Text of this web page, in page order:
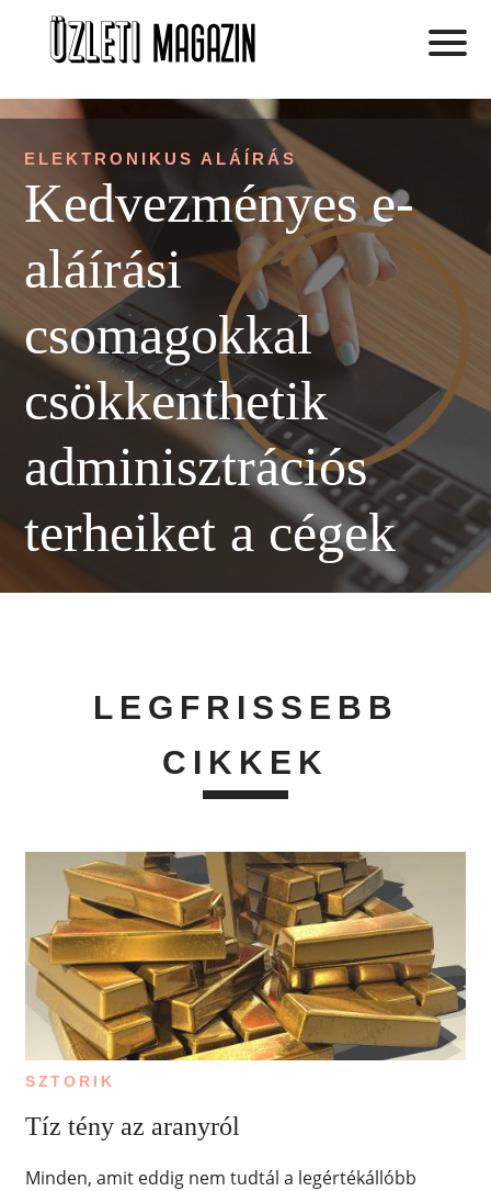
ELEKTRONIKUS ALÁÍRÁS
Kedvezményes e-
aláírási
csomagokkal
csökkenthetik
adminisztrációs
terheiket a cégek
LEGFRISSEBB
CIKKEK
SZTORIK
Tíz tény az aranyról
Minden, amit eddig nem tudtál a legértékállóbb